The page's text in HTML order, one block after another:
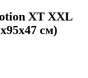
XT XXL
см)